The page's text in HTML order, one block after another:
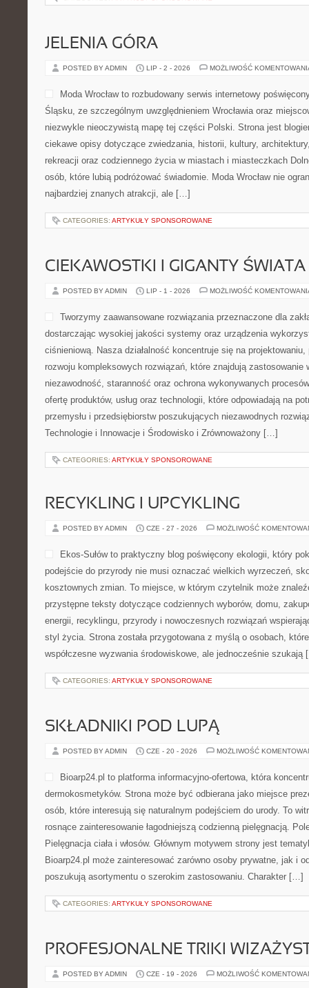
JELENIA GÓRA
POSTED BY ADMIN LIP - 2 - 2026 MOŻLIWOŚĆ
Moda Wrocław to rozbudowany serwis internetowy
Śląsku, ze szczególnym uwzględnieniem Wrocławia oraz
niezwykle nieoczywistą mapę tej części Polski. Strona jest
ciekawe opisy dotyczące zwiedzania, historii, kultury,
rekreacji oraz codziennego życia w miastach i miasteczkach
osób, które lubią podróżować świadomie. Moda Wrocław nie
najbardziej znanych atrakcji, ale […]
CATEGORIES: ARTYKUŁY SPONSOROWANE
CIEKAWOSTKI I GIGANTY ŚWIATA
POSTED BY ADMIN LIP - 1 - 2026 MOŻLIWOŚĆ
Tworzymy zaawansowane rozwiązania przeznaczone dla
dostarczając wysokiej jakości systemy oraz urządzenia
ciśnieniową. Nasza działalność koncentruje się na
rozwoju kompleksowych rozwiązań, które znajdują
niezawodność, staranność oraz ochrona wykonywanych
ofertę produktów, usług oraz technologii, które odpowiadają na
przemysłu i przedsiębiorstw poszukujących niezawodnych
Technologie i Innowacje i Środowisko i Zrównoważony […]
CATEGORIES: ARTYKUŁY SPONSOROWANE
RECYKLING I UPCYKLING
POSTED BY ADMIN CZE - 27 - 2026 MOŻLIWOŚĆ
Ekos-Sułów to praktyczny blog poświęcony ekologii, który
podejście do przyrody nie musi oznaczać wielkich wyrzeczeń,
kosztownych zmian. To miejsce, w którym czytelnik może
przystępne teksty dotyczące codziennych wyborów, domu,
energii, recyklingu, przyrody i nowoczesnych rozwiązań
styl życia. Strona została przygotowana z myślą o osobach,
współczesne wyzwania środowiskowe, ale jednocześnie
CATEGORIES: ARTYKUŁY SPONSOROWANE
SKŁADNIKI POD LUPĄ
POSTED BY ADMIN CZE - 20 - 2026 MOŻLIWOŚĆ
Bioarp24.pl to platforma informacyjno-ofertowa, która
dermokosmetyków. Strona może być odbierana jako miejsce
osób, które interesują się naturalnym podejściem do urody. To
rosnące zainteresowanie łagodniejszą codzienną pielęgnacją.
Pielęgnacja ciała i włosów. Głównym motywem strony jest
Bioarp24.pl może zainteresować zarówno osoby prywatne, jak i
poszukują asortymentu o szerokim zastosowaniu. Charakter […]
CATEGORIES: ARTYKUŁY SPONSOROWANE
PROFESJONALNE TRIKI
POSTED BY ADMIN CZE - 19 - 2026 MOŻLIWOŚĆ